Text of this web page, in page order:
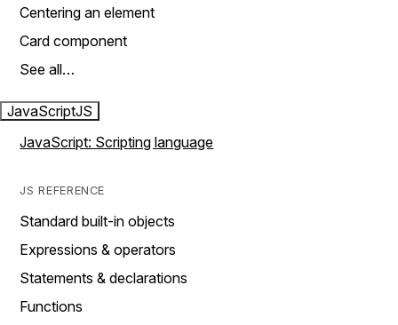
Centering an element
Card component
See all…
JavaScriptJS
JavaScript: Scripting language
JS REFERENCE
Standard built-in objects
Expressions & operators
Statements & declarations
Functions